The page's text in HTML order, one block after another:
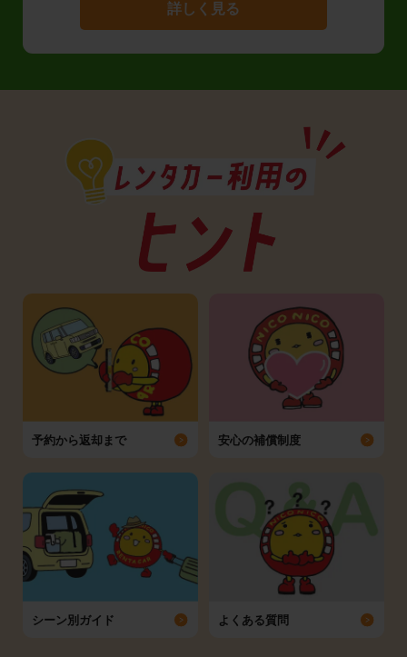
詳しく見る
予約から返却まで 安心の補償制度
シーン別ガイド よくある質問